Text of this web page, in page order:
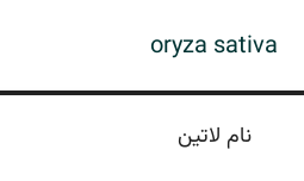
oryza sativa
نام لاتين